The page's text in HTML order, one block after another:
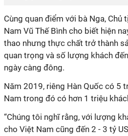
Cùng quan điểm với bà Nga, Chủ
Nam Vũ Thế Bình cho biết hiện
thao nhưng thực chất trở thành
quan trọng và số lượng khách
ngày càng đông.
Năm 2019, riêng Hàn Quốc có 5
Nam trong đó có hơn 1 triệu
“Chúng tôi nghĩ rằng, với lượng
cho Việt Nam cũng đến 2 - 3 tỷ